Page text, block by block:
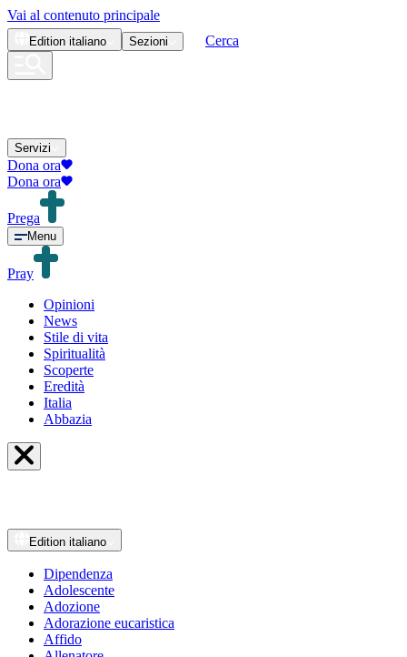
Vai al contenuto principale
Edition italiano Sezioni Cerca
Servizi
Dona ora
Dona ora
Prega
Menu
Pray
Opinioni
News
Stile di vita
Spiritualità
Scoperte
Eredità
Italia
Abbazia
Edition italiano
Dipendenza
Adolescente
Adozione
Adorazione eucaristica
Affido